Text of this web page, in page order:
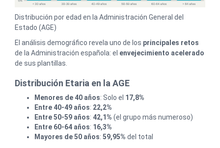
Distribución por edad en la Administración General del
Estado (AGE)
El análisis demográfico revela uno de los principales retos
de la Administración española: el envejecimiento acelerado
de sus plantillas.
Distribución Etaria en la AGE
Menores de 40 años: Solo el 17,8%
Entre 40-49 años: 22,2%
Entre 50-59 años: 42,1% (el grupo más numeroso)
Entre 60-64 años: 16,3%
Mayores de 50 años: 59,95% del total